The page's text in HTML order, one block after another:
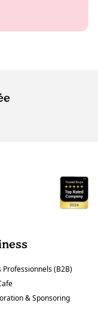
Professionnels (B2B)
& Sponsoring